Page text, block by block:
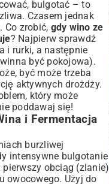
bulgotać – to
Czasem jednak
Co zrobić, gdy wino ze
? Najpierw sprawdź
i rurki, a następnie
być pokojowa).
być może trzeba
aktywnych drożdży.
który może
poddawaj się!
i Fermentacja
burzliwej
intensywne bulgotanie
pierwszy obciąg (zlanie)
owocowego. Użyj do